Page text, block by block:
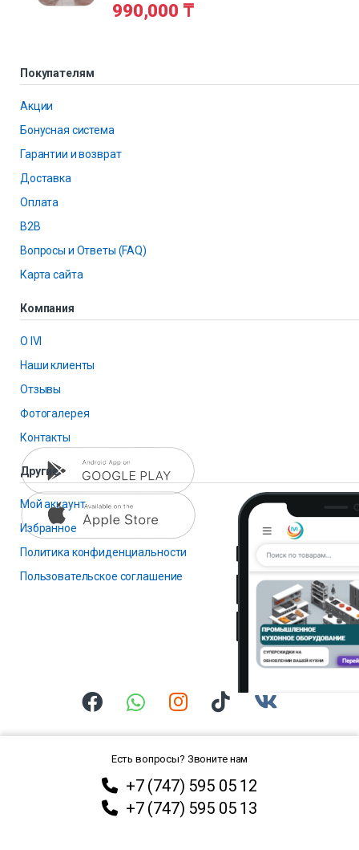
990,000 ₸
Покупателям
Акции
Бонусная система
Гарантии и возврат
Доставка
Оплата
B2B
Вопросы и Ответы (FAQ)
Карта сайта
Компания
О IVI
Наши клиенты
Отзывы
Фотогалерея
Контакты
Другие
Мой аккаунт
Избранное
Политика конфиденциальности
Пользовательское соглашение
Есть вопросы? Звоните нам
+7 (747) 595 05 12
+7 (747) 595 05 13